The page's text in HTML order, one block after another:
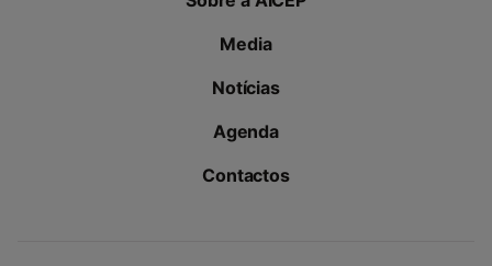
Media
Notícias
Agenda
Contactos